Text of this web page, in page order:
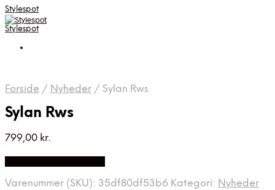
Stylespot
Stylespot
Forside / Nyheder / Sylan Rws
Sylan Rws
799,00 kr.
Varenummer (SKU): 35df80df53b6 Kategori: Nyheder